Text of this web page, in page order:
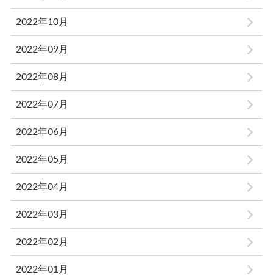
2022年10月
2022年09月
2022年08月
2022年07月
2022年06月
2022年05月
2022年04月
2022年03月
2022年02月
2022年01月